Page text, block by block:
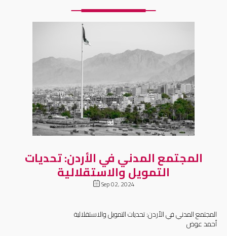
المجتمع المدني في الأردن: تحديات
التمويل والاستقلالية
Sep 02, 2024
المجتمع المدني في الأردن: تحديات التمويل والاستقلالية
أحمد عوض